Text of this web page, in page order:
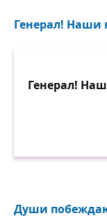
Генерал! Наши
Генерал!
Души